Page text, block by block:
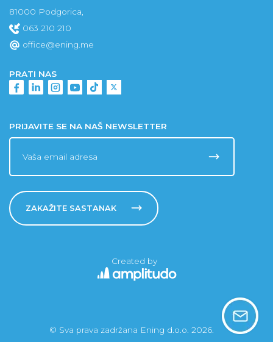
PRIJAVITE SE NA NAŠ NEWSLETTER
ZAKAŽITE SASTANAK
81000 Podgorica,
063 210 210
office@ening.me
PRATI NAS
© Sva prava zadržana Ening d.o.o. 2026.
Created by